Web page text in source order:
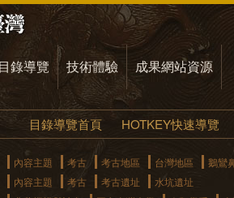
目錄導覽 技術體驗 成果網站資源
目錄導覽首頁 HOTKEY快速導覽
內容主題 考古 考古地區 台灣地區
鵝鸞
內容主題 考古 考古遺址
水坑遺址